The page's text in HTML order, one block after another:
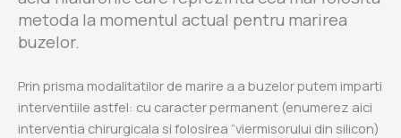
metoda la momentul actual pentru marirea
buzelor.
Prin prisma modalitatilor de marire a a buzelor putem imparti
interventiile astfel: cu caracter permanent (enumerez aici
interventia chirurgicala si folosirea “viermisorului din silicon)